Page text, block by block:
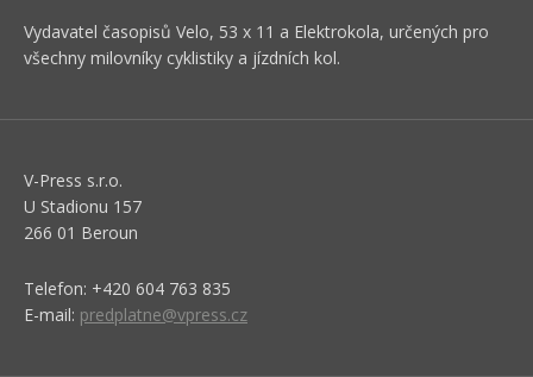
Vydavatel časopisů Velo, 53 x 11 a Elektrokola, určených pro
všechny milovníky cyklistiky a jízdních kol.
V-Press s.r.o.
U Stadionu 157
266 01 Beroun
Telefon: +420 604 763 835
E-mail: predplatne@vpress.cz